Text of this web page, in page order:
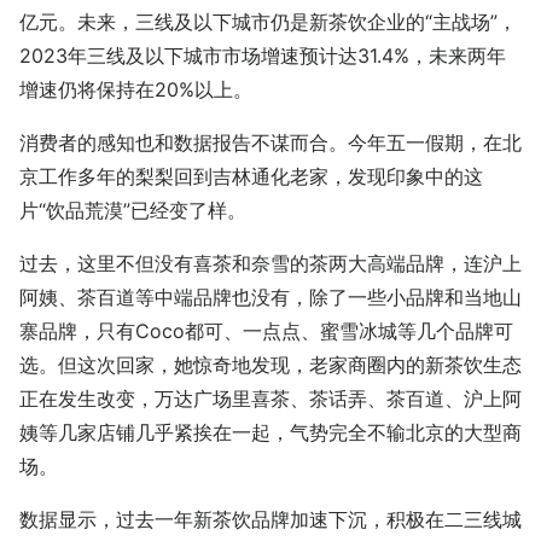
亿元。未来，三线及以下城市仍是新茶饮企业的“主战场”，
2023年三线及以下城市市场增速预计达31.4%，未来两年
增速仍将保持在20%以上。
消费者的感知也和数据报告不谋而合。今年五一假期，在北
京工作多年的梨梨回到吉林通化老家，发现印象中的这
片“饮品荒漠”已经变了样。
过去，这里不但没有喜茶和奈雪的茶两大高端品牌，连沪上
阿姨、茶百道等中端品牌也没有，除了一些小品牌和当地山
寨品牌，只有Coco都可、一点点、蜜雪冰城等几个品牌可
选。但这次回家，她惊奇地发现，老家商圈内的新茶饮生态
正在发生改变，万达广场里喜茶、茶话弄、茶百道、沪上阿
姨等几家店铺几乎紧挨在一起，气势完全不输北京的大型商
场。
数据显示，过去一年新茶饮品牌加速下沉，积极在二三线城